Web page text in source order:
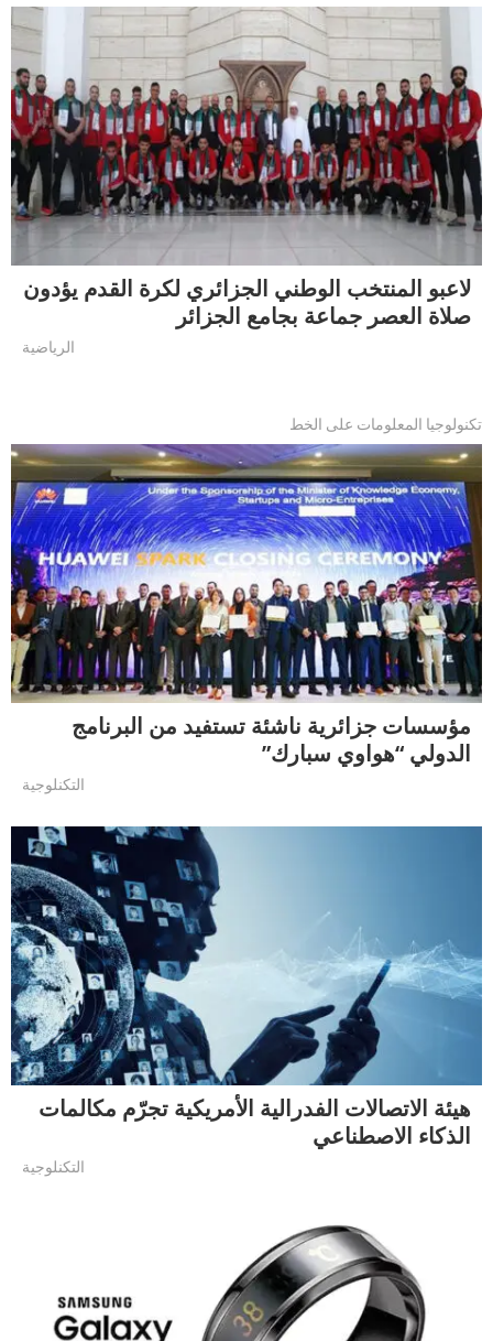
لاعبو المنتخب الوطني الجزائري لكرة القدم يؤدون
صلاة العصر جماعة بجامع الجزائر
الرياضية
تكنولوجيا المعلومات على الخط
مؤسسات جزائرية ناشئة تستفيد من البرنامج
الدولي “هواوي سبارك”
التكنلوجية
هيئة الاتصالات الفدرالية الأمريكية تجرّم مكالمات
الذكاء الاصطناعي
التكنلوجية